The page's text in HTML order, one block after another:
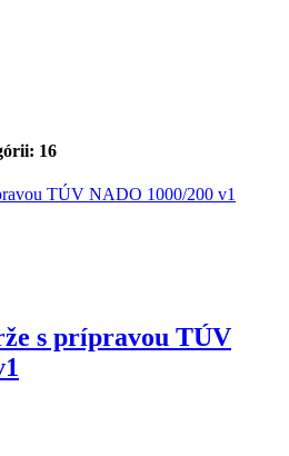
16
s prípravou TÚV